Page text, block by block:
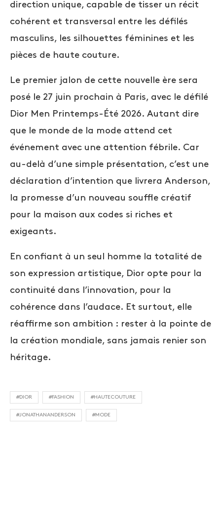
direction unique, capable de tisser un récit
cohérent et transversal entre les défilés
masculins, les silhouettes féminines et les
pièces de haute couture.
Le premier jalon de cette nouvelle ère sera
posé le 27 juin prochain à Paris, avec le défilé
Dior Men Printemps-Été 2026. Autant dire
que le monde de la mode attend cet
événement avec une attention fébrile. Car
au-delà d’une simple présentation, c’est une
déclaration d’intention que livrera Anderson,
la promesse d’un nouveau souffle créatif
pour la maison aux codes si riches et
exigeants.
En confiant à un seul homme la totalité de
son expression artistique, Dior opte pour la
continuité dans l’innovation, pour la
cohérence dans l’audace. Et surtout, elle
réaffirme son ambition : rester à la pointe de
la création mondiale, sans jamais renier son
héritage.
#DIOR #FASHION #HAUTECOUTURE
#JONATHANANDERSON #MODE